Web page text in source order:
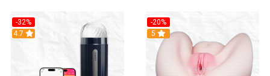
-32%
Hot
4.7
-20%
Hot
5